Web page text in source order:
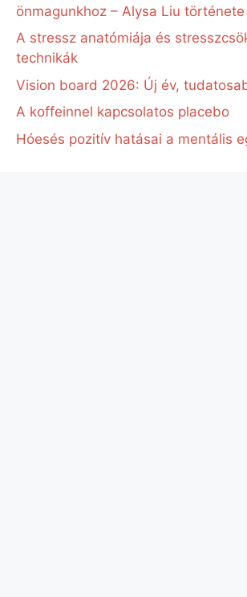
önmagunkhoz – Alysa Liu története
A stressz anatómiája és
technikák
Vision board 2026: Új év,
A koffeinnel kapcsolatos placebo
Hóesés pozitív hatásai a mentális